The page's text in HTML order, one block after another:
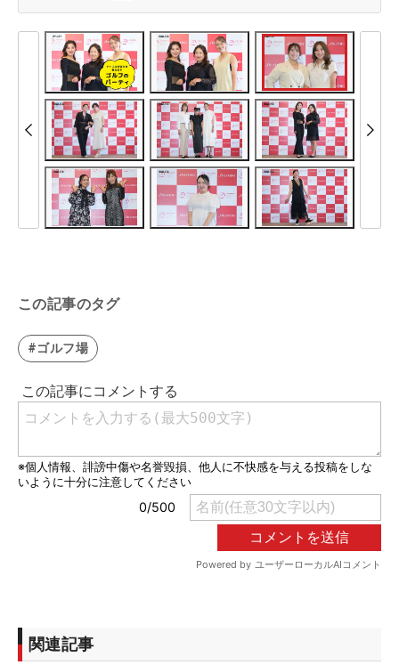
この記事のタグ
#ゴルフ場
関連記事